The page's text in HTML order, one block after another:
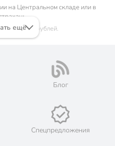
на Центральном складе или в
бонусных рублей.
ещё
Блог
Спецпредложения